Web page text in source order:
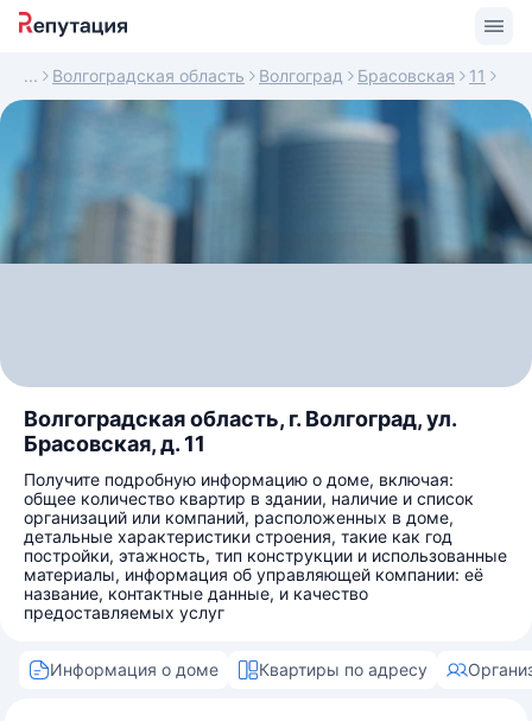
Волгоградская область Волгоград Брасовская 11
Волгоградская область, г. Волгоград, ул.
Брасовская, д. 11
Получите подробную информацию о доме, включая:
общее количество квартир в здании, наличие и список
организаций или компаний, расположенных в доме,
детальные характеристики строения, такие как год
постройки, этажность, тип конструкции и использованные
материалы, информация об управляющей компании: её
название, контактные данные, и качество
предоставляемых услуг
Информация о доме Квартиры по адресу